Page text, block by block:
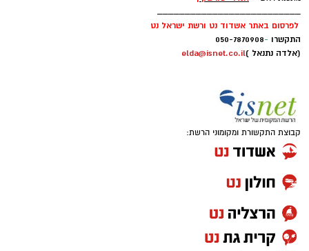
__________________________
לפרסום באתר אשדוד נט ורשת ישראל נט
התקשרו -
050-7870908
(אלדה נתנאל )elda@isnet.co.il
קבוצת התקשורת ומקומוני הרשת: